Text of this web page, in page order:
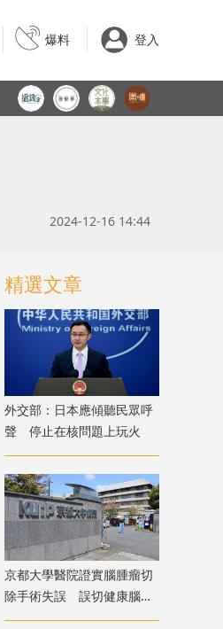
爆料 登入
2024-12-16 14:44
精選文章
外交部：日本應傾聽民眾呼
聲 停止在核問題上玩火
京都大學醫院證實腦腫瘤切
除手術失誤 誤切健康腦組
織致病患無法自主呼吸